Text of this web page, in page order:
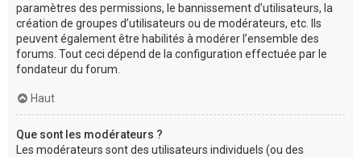
paramètres des permissions, le bannissement d’utilisateurs, la
création de groupes d’utilisateurs ou de modérateurs, etc. Ils
peuvent également être habilités à modérer l’ensemble des
forums. Tout ceci dépend de la configuration effectuée par le
fondateur du forum.
Haut
Que sont les modérateurs ?
Les modérateurs sont des utilisateurs individuels (ou des